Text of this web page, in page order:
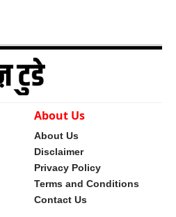
About Us
About Us
Disclaimer
Privacy Policy
Terms and Conditions
Contact Us